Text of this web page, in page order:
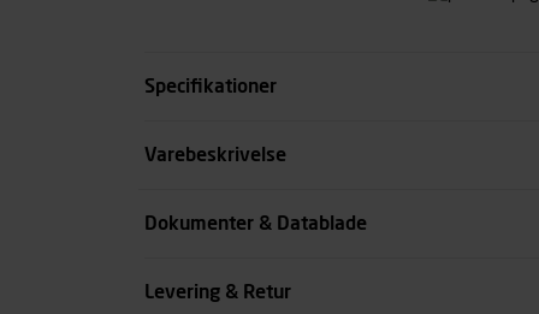
Specifikationer
Kæbeprofil
Varebeskrivelse
Dokumenter & Datablade
Levering & Retur